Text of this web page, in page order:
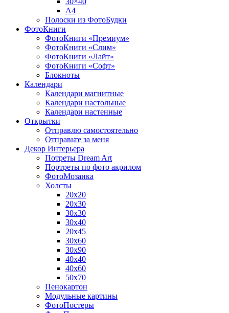
A4
Полоски из ФотоБудки
ФотоКниги
ФотоКниги «Премиум»
ФотоКниги «Слим»
ФотоКниги «Лайт»
ФотоКниги «Софт»
Блокноты
Календари
Календари магнитные
Календари настольные
Календари настенные
Открытки
Отправлю самостоятельно
Отправьте за меня
Декор Интерьера
Потреты Dream Art
Портреты по фото акрилом
ФотоМозаика
Холсты
20х20
20х30
30х30
30х40
20х45
30х60
30х90
40х40
40х60
50х70
Пенокартон
Модульные картины
ФотоПостеры